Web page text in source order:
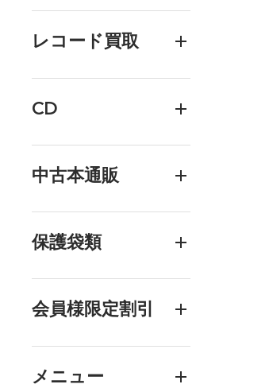
レコード買取
CD
中古本通販
保護袋類
会員様限定割引
メニュー